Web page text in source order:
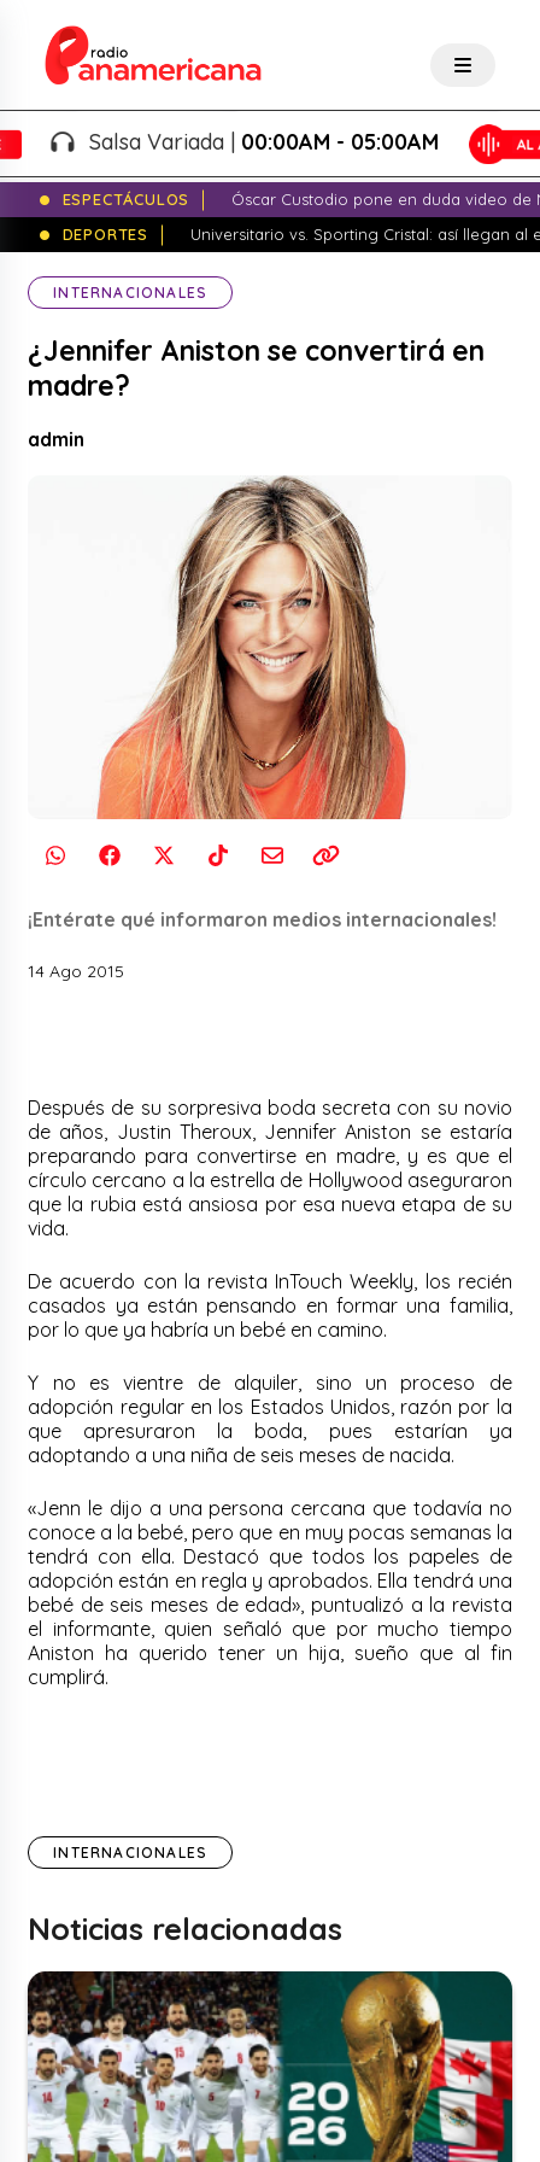
Salsa Variada |00:00AM - 05:00AM
ESPECTÁCULOS
Óscar Custodio pone en duda video de
DEPORTES
Universitario vs. Sporting Cristal: así llegan al
INTERNACIONALES
¿Jennifer Aniston se convertirá en
madre?
admin
¡Entérate qué informaron medios internacionales!
14 Ago 2015
Después de su sorpresiva boda secreta con su novio
de años, Justin Theroux, Jennifer Aniston se estaría
preparando para convertirse en madre, y es que el
círculo cercano a la estrella de Hollywood aseguraron
que la rubia está ansiosa por esa nueva etapa de su
vida.
De acuerdo con la revista InTouch Weekly, los recién
casados ya están pensando en formar una familia,
por lo que ya habría un bebé en camino.
Y no es vientre de alquiler, sino un proceso de
adopción regular en los Estados Unidos, razón por la
que apresuraron la boda, pues estarían ya
adoptando a una niña de seis meses de nacida.
«Jenn le dijo a una persona cercana que todavía no
conoce a la bebé, pero que en muy pocas semanas la
tendrá con ella. Destacó que todos los papeles de
adopción están en regla y aprobados. Ella tendrá una
bebé de seis meses de edad», puntualizó a la revista
el informante, quien señaló que por mucho tiempo
Aniston ha querido tener un hija, sueño que al fin
cumplirá.
INTERNACIONALES
Noticias relacionadas